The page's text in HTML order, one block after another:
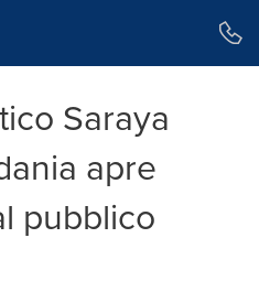
Saraya
apre
pubblico